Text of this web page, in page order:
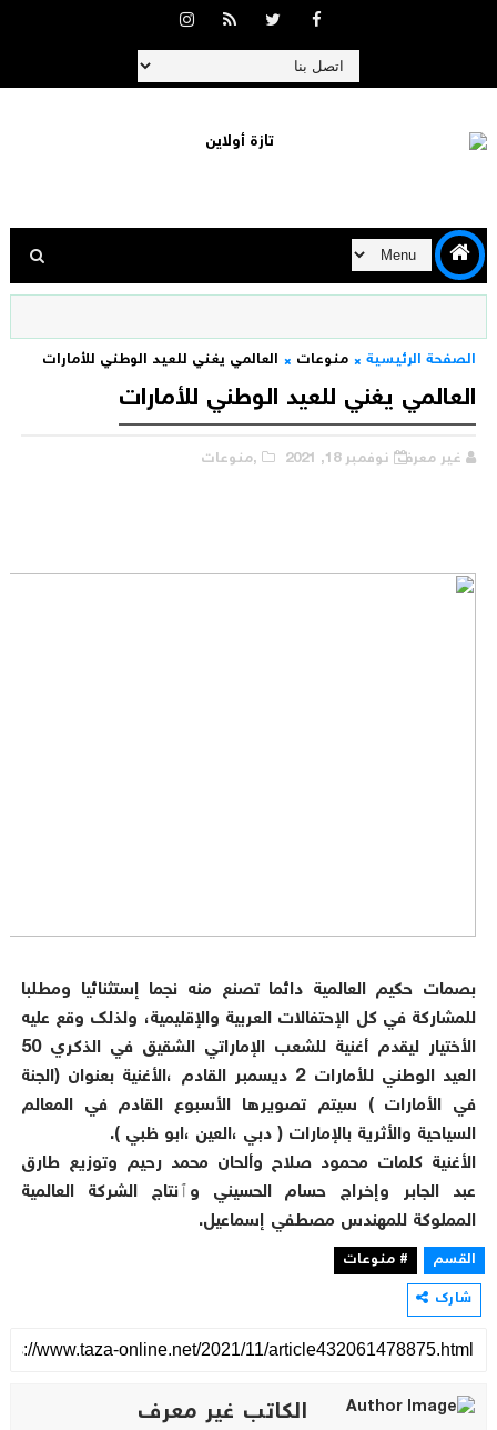
الصفحة الرئيسية منوعات العالمي يغني للعيد الوطني للأمارات
العالمي يغني للعيد الوطني للأمارات
غير معرف نوفمبر 18, 2021 ,منوعات
بصمات حكيم العالمية دائما تصنع منه نجما إستثنائيا ومطلبا
للمشاركة في كل الإحتفالات العربية والإقليمية، ولذلك وقع عليه
الأختيار ليقدم أغنية للشعب الإماراتي الشقيق في الذكري 50
العيد الوطني للأمارات 2 ديسمبر القادم ،الأغنية بعنوان (الجنة
في الأمارات ) سيتم تصويرها الأسبوع القادم في المعالم
السياحية والأثرية بالإمارات ( دبي ،العين ،ابو ظبي ).
الأغنية كلمات محمود صلاح وألحان محمد رحيم وتوزيع طارق
عبد الجابر وإخراج حسام الحسيني وٱنتاج الشركة العالمية
المملوكة للمهندس مصطفي إسماعيل.
القسم
# منوعات
شارك
الكاتب غير معرف